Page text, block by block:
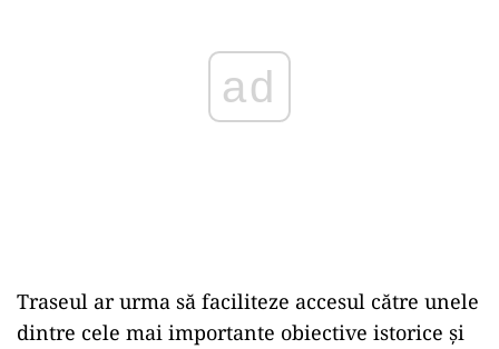
ad
Traseul ar urma să faciliteze accesul către unele
dintre cele mai importante obiective istorice și